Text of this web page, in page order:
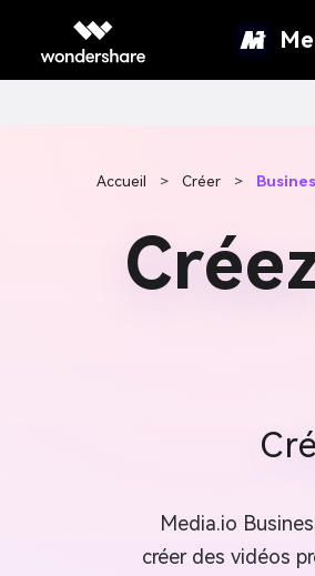
Accueil > Créer >
Media.io
créer des vidéos